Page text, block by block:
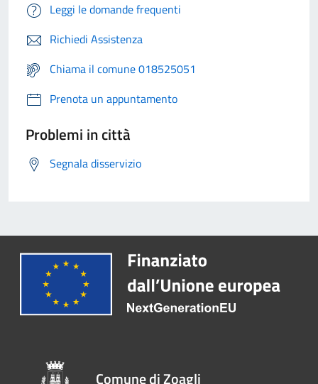
Leggi le domande frequenti
Richiedi Assistenza
Chiama il comune 018525051
Prenota un appuntamento
Problemi in città
Segnala disservizio
Comune di Zoagli